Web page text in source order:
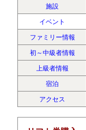
施設
イベント
ファミリー情報
初～中級者情報
上級者情報
宿泊
アクセス